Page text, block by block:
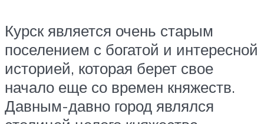
Курск является очень старым
поселением с богатой и интересной
историей, которая берет свое
начало еще со времен княжеств.
Давным-давно город являлся